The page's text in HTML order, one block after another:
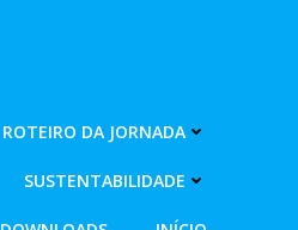
ROTEIRO DA JORNADA
SUSTENTABILIDADE